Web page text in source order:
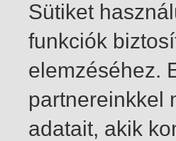
Sütiket
funkciók
elemzéséhez.
partnereinkkel
adatait, akik